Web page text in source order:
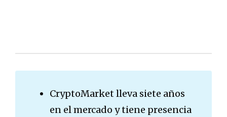
CryptoMarket lleva siete años
en el mercado y tiene presencia